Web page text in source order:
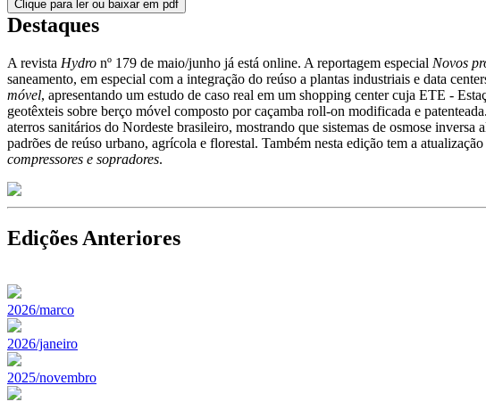
Clique para ler ou baixar em pdf
Destaques
A revista Hydro nº 179 de maio/junho já está online. A reportagem especial Novos
saneamento, em especial com a integração do reúso a plantas industriais e data
móvel, apresentando um estudo de caso real em um shopping center cuja ETE -
geotêxteis sobre berço móvel composto por caçamba roll-on modificada e
aterros sanitários do Nordeste brasileiro, mostrando que sistemas de osmose
padrões de reúso urbano, agrícola e florestal. Também nesta edição tem a
compressores e sopradores.
Edições Anteriores
2026/marco
2026/janeiro
2025/novembro